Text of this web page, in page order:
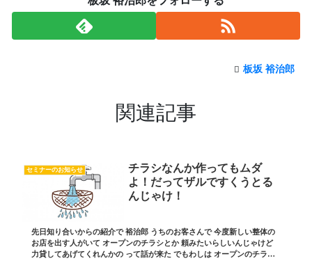
板坂 裕治郎
関連記事
セミナーのお知らせ
チラシなんか作ってもムダ
よ！だってザルですくうとる
んじゃけ！
先日知り合いからの紹介で 裕治郎 うちのお客さんで 今度新しい整体の
お店を出す人がいて オープンのチラシとか 頼みたいらしいんじゃけど
力貸してあげてくれんかの って話が来た でもわしは オープンのチラシ